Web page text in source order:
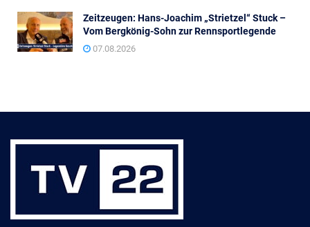
Zeitzeugen: Hans-Joachim „Strietzel“ Stuck –
Vom Bergkönig-Sohn zur Rennsportlegende
07.08.2026